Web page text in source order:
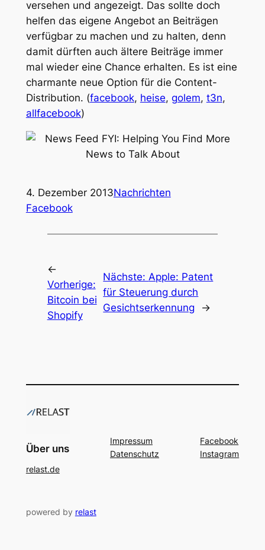
versehen und angezeigt. Das sollte doch
helfen das eigene Angebot an Beiträgen
verfügbar zu machen und zu halten, denn
damit dürften auch ältere Beiträge immer
mal wieder eine Chance erhalten. Es ist eine
charmante neue Option für die Content-
Distribution. (facebook, heise, golem, t3n,
allfacebook)
4. Dezember 2013Nachrichten
Facebook
←
Vorherige:
Bitcoin bei
Shopify
Nächste:Apple: Patent
für Steuerung durch
Gesichtserkennung
→
Über uns
relast.de
Impressum
Datenschutz
Facebook
Instagram
powered by relast